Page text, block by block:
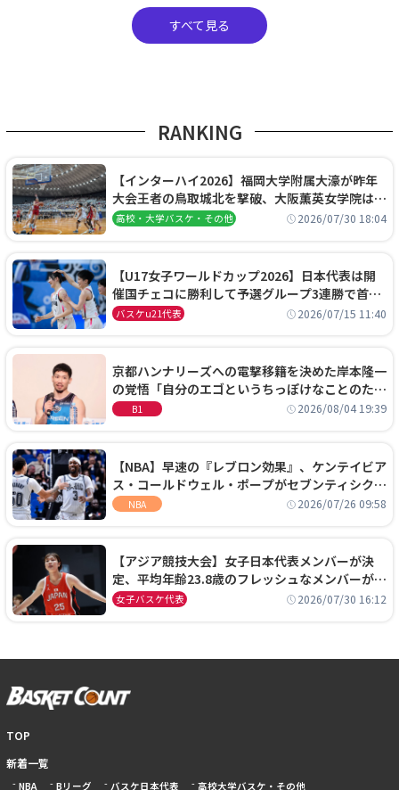
すべて見る
RANKING
【インターハイ2026】福岡大学附属大濠が昨年
大会王者の鳥取城北を撃破、大阪薫英女学院は岐
阜女子に完勝、大会3日目試合結果
高校・大学バスケ・その他 2026/07/30 18:04
【U17女子ワールドカップ2026】日本代表は開
催国チェコに勝利して予選グループ3連勝で首位
通過！準々決勝の相手はエジプトに決定
バスケu21代表 2026/07/15 11:40
京都ハンナリーズへの電撃移籍を決めた岸本隆一
の覚悟「自分のエゴというちっぽけなことのため
に、京都に来たわけではない」
B1 2026/08/04 19:39
【NBA】早速の『レブロン効果』、ケンテイビア
ス・コールドウェル・ポープがセブンティシクサ
ーズに1年契約で加入
NBA 2026/07/26 09:58
【アジア競技大会】女子日本代表メンバーが決
定、平均年齢23.8歳のフレッシュなメンバーが日
本開催の大舞台で頂点を狙う
女子バスケ代表 2026/07/30 16:12
TOP
新着一覧
NBA Bリーグ バスケ日本代表 高校大学バスケ・その他